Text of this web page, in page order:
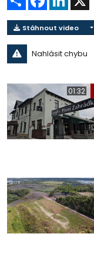
Stáhnout video
Nahlásit chybu
01:32